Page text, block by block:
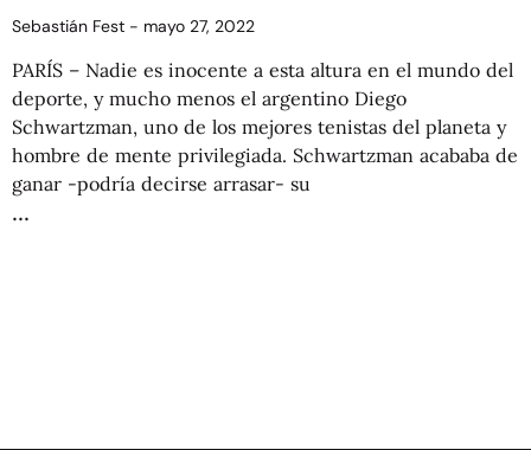
Sebastián Fest mayo 27, 2022
PARÍS – Nadie es inocente a esta altura en el mundo del
deporte, y mucho menos el argentino Diego
Schwartzman, uno de los mejores tenistas del planeta y
hombre de mente privilegiada. Schwartzman acababa de
ganar -podría decirse arrasar- su